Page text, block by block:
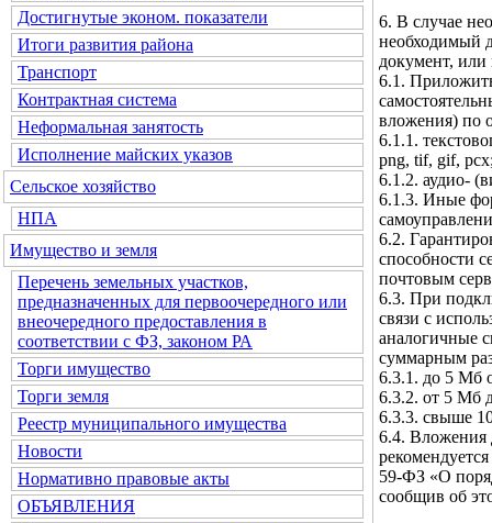
Достигнутые эконом. показатели
Итоги развития района
Транспорт
Контрактная система
Неформальная занятость
Исполнение майских указов
Сельское хозяйство
НПА
Имущество и земля
Перечень земельных участков,
предназначенных для первоочередного или
внеочередного предоставления в
соответствии с ФЗ, законом РА
Торги имущество
Торги земля
Реестр муниципального имущества
Новости
Нормативно правовые акты
ОБЪЯВЛЕНИЯ
6. В случае
необходимый
документ,
6.1.
вложения) по
6.1.1.
png, tif, gif,
6.1.2. аудио-
6.1.3. Иные
6.2.
способности
почтовым
6.3. При
связи с
аналогичные
суммарным
6.3.1. до 5 Мб
6.3.2. от 5 Мб
6.3.3. свыше
6.4. Вложения
59-ФЗ «О
сообщив об